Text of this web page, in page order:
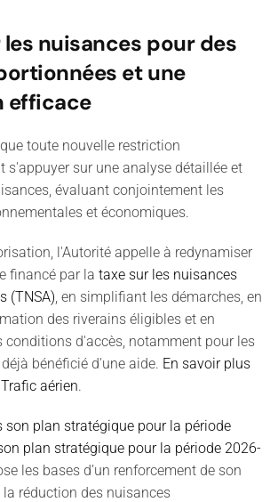
nuisances pour des
et une
efficace
toute nouvelle restriction
s'appuyer sur une analyse détaillée et
évaluant conjointement les
et économiques.
l'Autorité appelle à redynamiser
financé par la taxe sur les nuisances
(TNSA), en simplifiant les démarches, en
des riverains éligibles et en
conditions d'accès, notamment pour les
bénéficié d'une aide. En savoir plus
aérien.
son plan stratégique pour la période
plan stratégique pour la période 2026-
les bases d’un renforcement de son
réduction des nuisances